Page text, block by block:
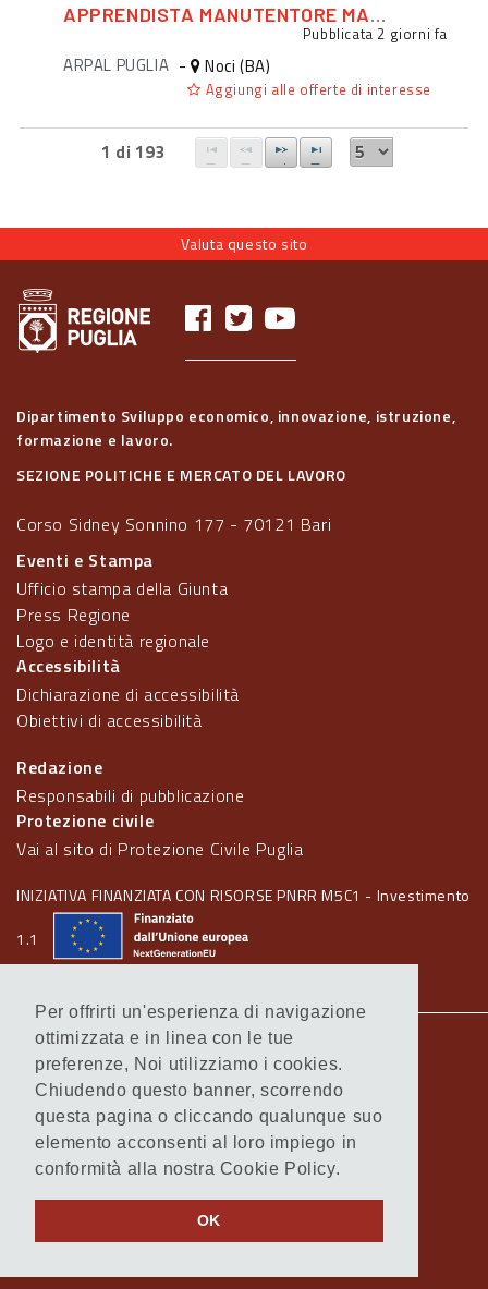
Per offrirti un'esperienza di navigazione
ottimizzata e in linea con le tue
preferenze, Noi utilizziamo i cookies.
Chiudendo questo banner, scorrendo
questa pagina o cliccando qualunque suo
elemento acconsenti al loro impiego in
conformità alla nostra Cookie Policy.
OK
APPRENDISTA MANUTENTORE MACCHINARI
Pubblicata 2 giorni fa
ARPAL PUGLIA - Noci (BA)
Aggiungi alle offerte di interesse
1 di 193
Valuta questo sito
Dipartimento Sviluppo economico, innovazione, istruzione,
formazione e lavoro.
SEZIONE POLITICHE E MERCATO DEL LAVORO
Corso Sidney Sonnino 177 - 70121 Bari
Eventi e Stampa
Ufficio stampa della Giunta
Press Regione
Logo e identità regionale
Accessibilità
Dichiarazione di accessibilità
Obiettivi di accessibilità
Redazione
Responsabili di pubblicazione
Protezione civile
Vai al sito di Protezione Civile Puglia
INIZIATIVA FINANZIATA CON RISORSE PNRR M5C1 - Investimento
1.1
Note legali
Informativa Cookie
Informativa Privacy
Amministrazione trasparente
Atti di notifica
Feed RSS
Servizi Intranet